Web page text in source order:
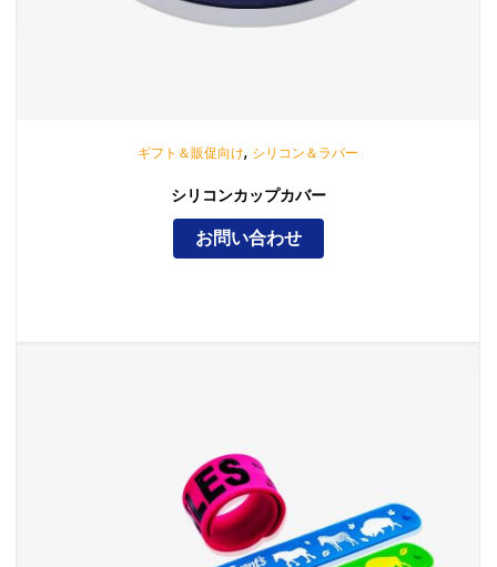
ギフト＆販促向け, シリコン＆ラバー
シリコンカップカバー
お問い合わせ